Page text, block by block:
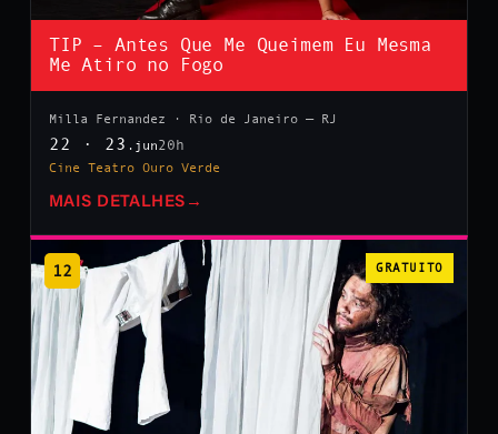
TIP – Antes Que Me Queimem Eu Mesma
Me Atiro no Fogo
Milla Fernandez · Rio de Janeiro — RJ
22 · 23 .jun20h
Cine Teatro Ouro Verde
MAIS DETALHES →
12 GRATUITO